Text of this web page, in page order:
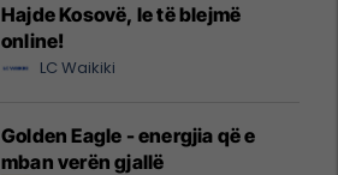
Hajde Kosovë, le të blejmë
online!
LC Waikiki
Golden Eagle - energjia që e
mban verën gjallë